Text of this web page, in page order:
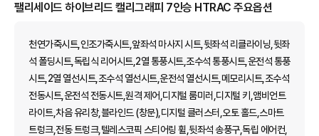
팰리세이드 하이브리드 캘리그래피 7인승 HTRAC 주요옵션
천연가죽시트,인조가죽시트,앞좌석 마사지 시트,뒷좌석 리클라이닝,뒷좌
석 폴딩시트,독립식 리어시트,2열 통풍시트,조수석 통풍시트,운전석 통풍
시트,2열 열선시트,조수석 열선시트,운전석 열선시트,메모리시트,조수석
전동시트,운전석 전동시트,원격 제어,디지털 룸미러,디지털 키,앰비언트
라이트,차음 유리창,블라인드 (창문),디지털 클러스터,오토 홀드,스마트
트렁크,전동 트렁크,텔레스코픽 스티어링 휠,뒷좌석 송풍구,독립 에어컨,